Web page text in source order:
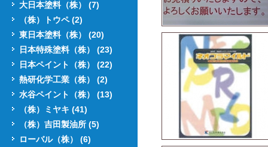
大日本塗料（株） (7)
（株）トウペ (2)
東日本塗料（株） (20)
日本特殊塗料（株） (23)
日本ペイント（株） (22)
熱研化学工業（株） (2)
水谷ペイント（株） (13)
（株）ミヤキ (41)
（株）吉田製油所 (5)
ローバル（株） (6)